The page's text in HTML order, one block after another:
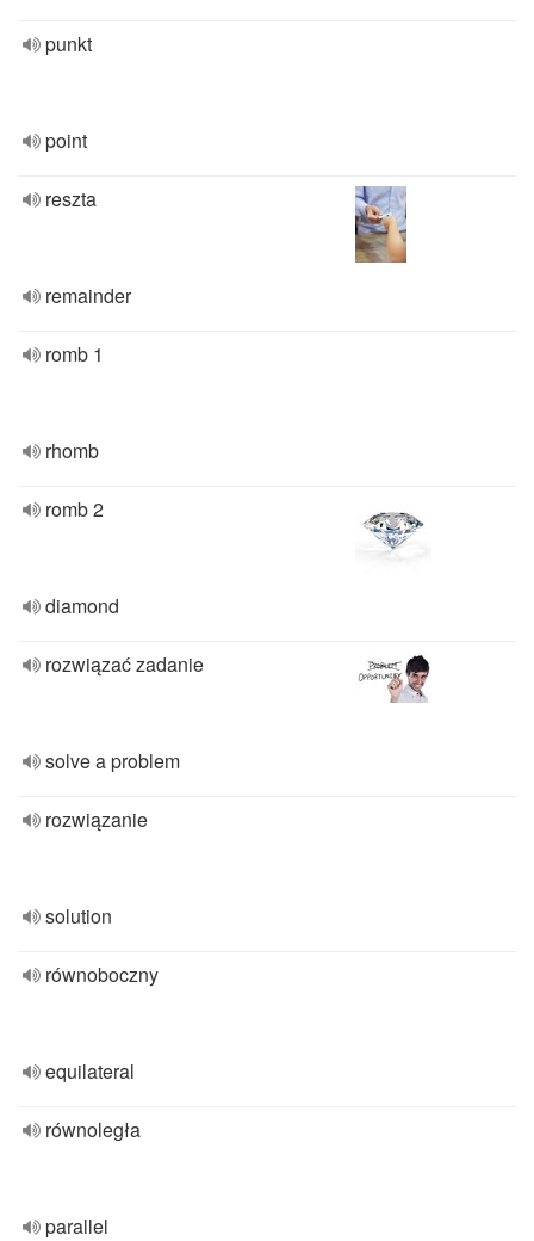
punkt
point
reszta
remainder
romb 1
rhomb
romb 2
diamond
rozwiązać zadanie
solve a problem
rozwiązanie
solution
równoboczny
equilateral
równoległa
parallel